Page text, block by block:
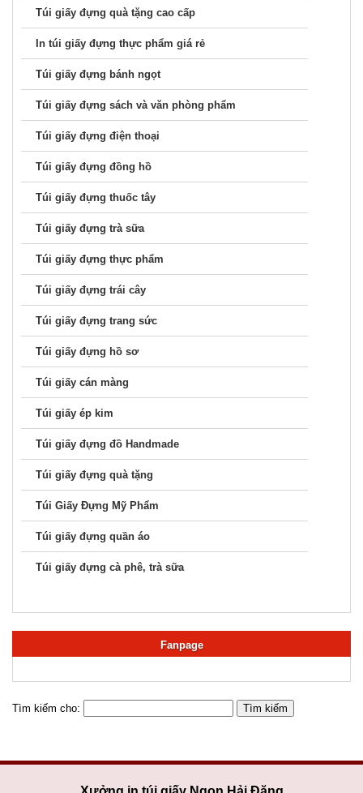
Túi giấy đựng quà tặng cao cấp
In túi giấy đựng thực phẩm giá rẻ
Túi giấy đựng bánh ngọt
Túi giấy đựng sách và văn phòng phẩm
Túi giấy đựng điện thoại
Túi giấy đựng đồng hồ
Túi giấy đựng thuốc tây
Túi giấy đựng trà sữa
Túi giấy đựng thực phẩm
Túi giấy đựng trái cây
Túi giấy đựng trang sức
Túi giấy đựng hồ sơ
Túi giấy cán màng
Túi giấy ép kim
Túi giấy đựng đồ Handmade
Túi giấy đựng quà tặng
Túi Giấy Đựng Mỹ Phẩm
Túi giấy đựng quần áo
Túi giấy đựng cà phê, trà sữa
Fanpage
Tìm kiếm cho: